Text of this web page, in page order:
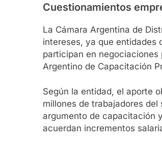
Cuestionamientos
La Cámara Argentina de
intereses, ya que entidades
participan en
Argentino de Capacitación
Según la entidad, el aporte
millones de trabajadores
argumento de capacitación
acuerdan incrementos